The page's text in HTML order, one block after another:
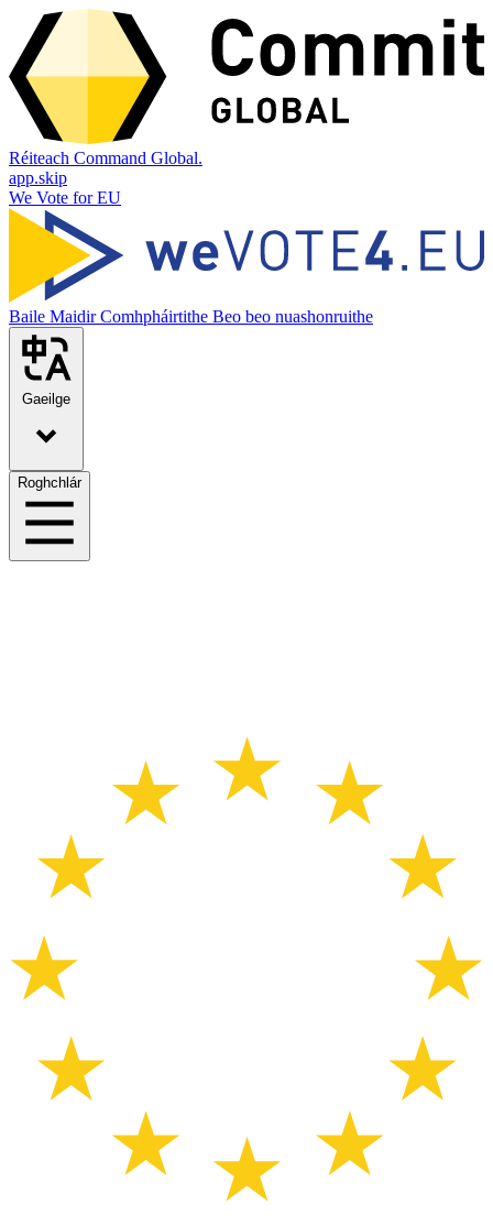
Réiteach Command Global.
app.skip
We Vote for EU
Baile MaidirComhpháirtithe Beo beo nuashonruithe
Gaeilge
Roghchlár